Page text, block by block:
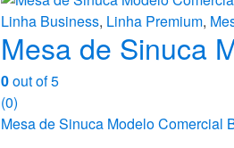
Linha Business, Linha Premium,
Mesa de Sinuca
0out of 5
(0)
Mesa de Sinuca Modelo Comercial